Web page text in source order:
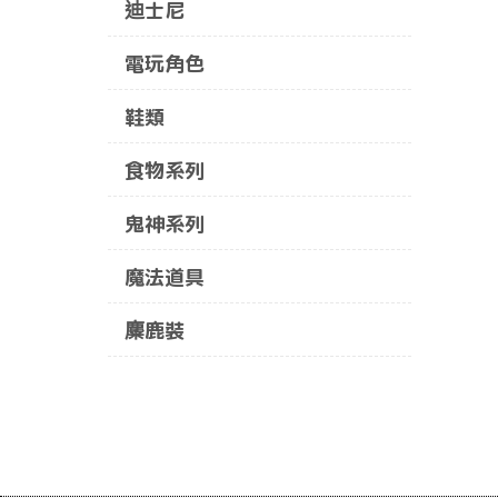
迪士尼
電玩角色
鞋類
食物系列
鬼神系列
魔法道具
麋鹿裝